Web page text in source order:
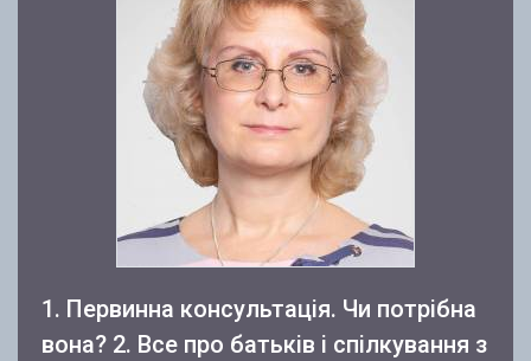
1. Первинна консультація. Чи потрібна
вона? 2. Все про батьків і спілкування з